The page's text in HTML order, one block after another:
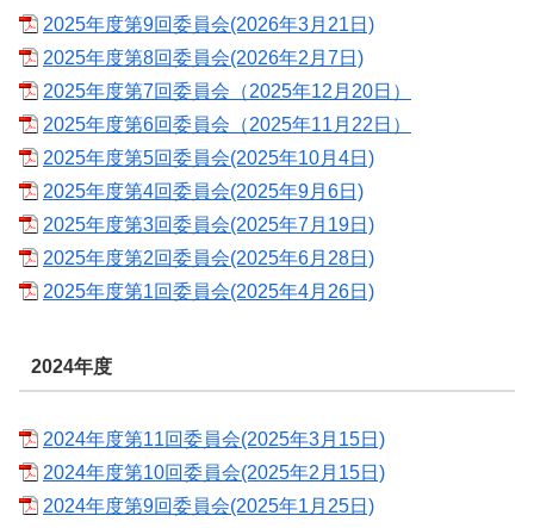
2025年度第9回委員会(2026年3月21日)
2025年度第8回委員会(2026年2月7日)
2025年度第7回委員会（2025年12月20日）
2025年度第6回委員会（2025年11月22日）
2025年度第5回委員会(2025年10月4日)
2025年度第4回委員会(2025年9月6日)
2025年度第3回委員会(2025年7月19日)
2025年度第2回委員会(2025年6月28日)
2025年度第1回委員会(2025年4月26日)
2024年度
2024年度第11回委員会(2025年3月15日)
2024年度第10回委員会(2025年2月15日)
2024年度第9回委員会(2025年1月25日)